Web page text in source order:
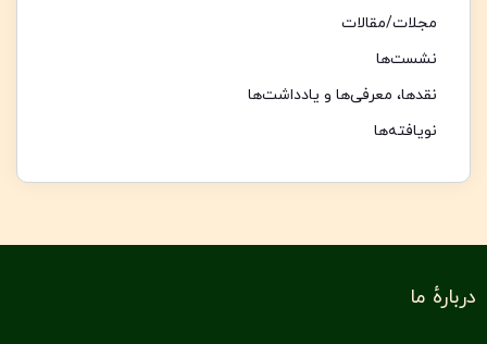
مجلات/مقالات
نشست‌ها
نقدها،‌ معرفی‌ها و یادداشت‌ها
نویافته‌ها
دربارهٔ ما